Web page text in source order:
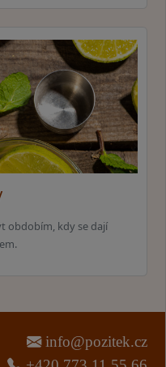
obdobím, kdy se dají
info@pozitek.cz